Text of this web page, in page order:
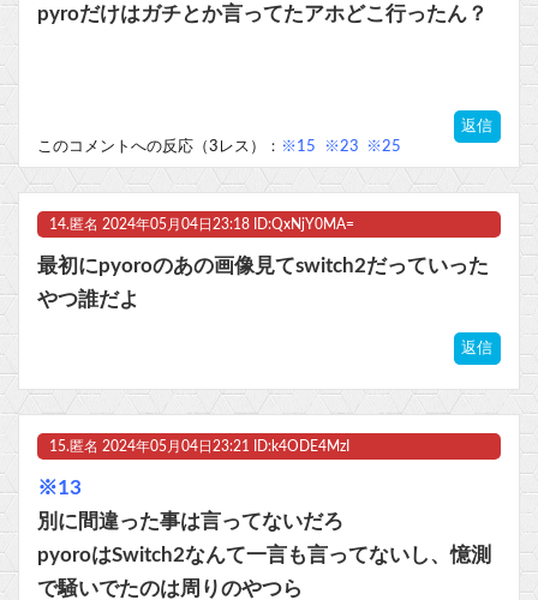
pyroだけはガチとか言ってたアホどこ行ったん？
返信
このコメントへの反応（3レス）： ※15 ※23 ※25
14. 匿名 2024年05月04日23:18 ID:QxNjY0MA=
最初にpyoroのあの画像見てswitch2だっていった
やつ誰だよ
返信
15. 匿名 2024年05月04日23:21 ID:k4ODE4MzI
※13
別に間違った事は言ってないだろ
pyoroはSwitch2なんて一言も言ってないし、憶測
で騒いでたのは周りのやつら